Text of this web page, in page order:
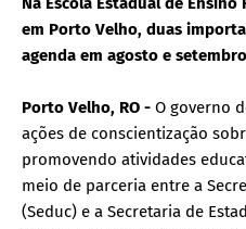
em Porto Velho, duas
agenda em agosto e setembro
Porto Velho, RO - O governo
ações de conscientização
promovendo atividades
meio de parceria entre a
(Seduc) e a Secretaria de